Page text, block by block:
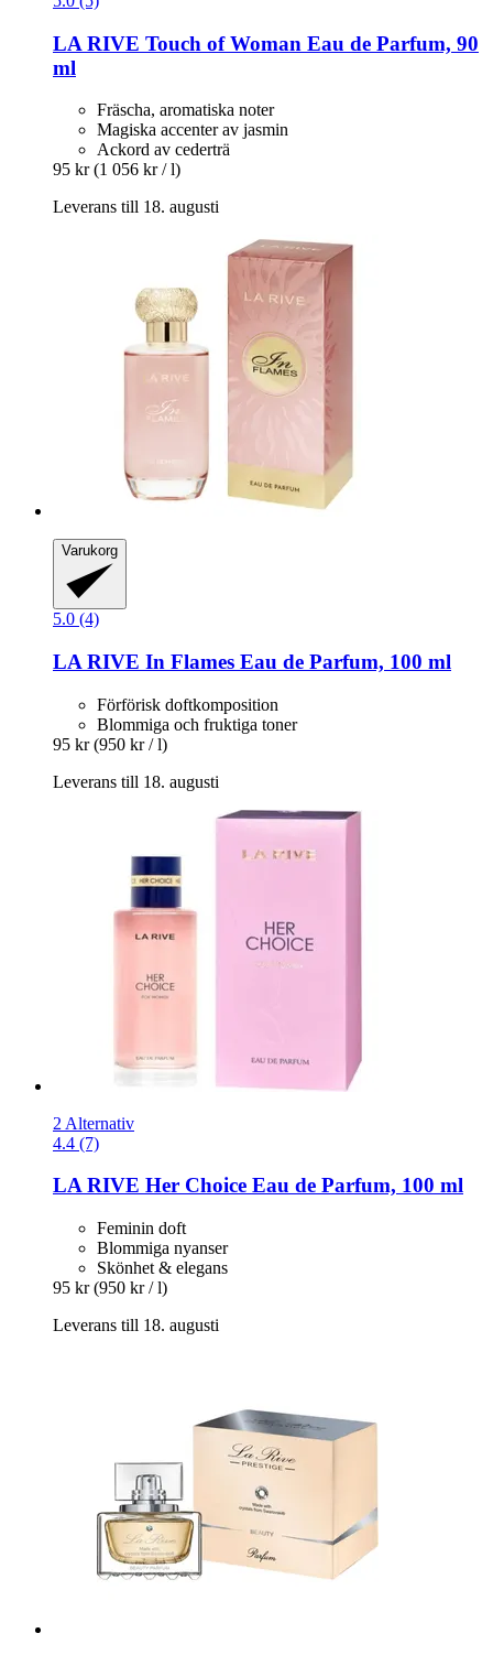
LA RIVE Touch of Woman Eau de Parfum, 90
ml
Fräscha, aromatiska noter
Magiska accenter av jasmin
Ackord av cederträ
95 kr (1 056 kr / l)
Leverans till 18. augusti
Varukorg
5.0 (4)
LA RIVE In Flames Eau de Parfum, 100 ml
Förförisk doftkomposition
Blommiga och fruktiga toner
95 kr (950 kr / l)
Leverans till 18. augusti
2 Alternativ
4.4 (7)
LA RIVE Her Choice Eau de Parfum, 100 ml
Feminin doft
Blommiga nyanser
Skönhet & elegans
95 kr (950 kr / l)
Leverans till 18. augusti